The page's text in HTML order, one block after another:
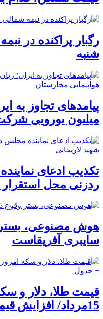
رگبار پراکنده در
شنبه
میلیون یورویی
تکذیب ادعای
ردزنی محل استقرار
سایبری آفریقاست
قیمت طلا، دلار و
15مرداد/ افزایش قیمت ها + جدول